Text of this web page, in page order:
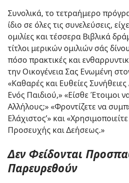
Συνολικά, το τετραήμερο
ίδιο σε όλες τις συνελεύσεις,
ομιλίες και τέσσερα Βιβλικά
τίτλοι μερικών ομιλιών σάς
πόσο πρακτικές και
την Οικογένεια Σας Ενωμένη
«Καθαρές και Ευθείες
Ενός Παιδιού,» «Είσθε Έτοιμοι
Αλλήλους;» «Φροντίζετε να
Ελάχιστος’» και
Προσευχής και Δεήσεως.»
Δεν Φείδονται
Παρευρεθούν